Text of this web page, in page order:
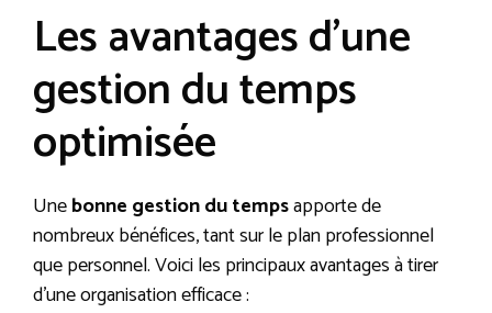
Les avantages d’une
gestion du temps
optimisée
Unebonne gestion du tempsapporte de
nombreux bénéfices, tant sur le plan professionnel
que personnel. Voici les principaux avantages à tirer
d’une organisation efficace :